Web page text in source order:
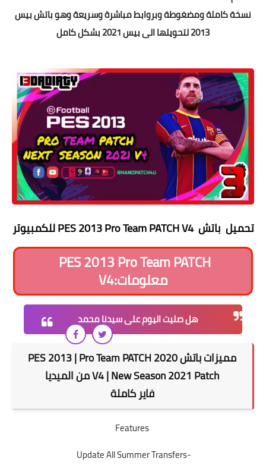
نسخة كاملة ومضغوطة وبروابط مباشرة وسريعة وهو باتش بيس
2013 لتحويلها الى بيس 2021 بشكل كامل
تحميل باتش PES 2013 Pro Team PATCH V4 للكمبيوتر
PES 2013 Pro Team PATCH
V4:معلومات
هل صليت اليوم على سيدنا محمد
مميزات باتش 2020 PES 2013 | Pro Team PATCH
V4 | New Season 2021 Patch من الميديا
فايركاملة
-Update All Summer Transfers